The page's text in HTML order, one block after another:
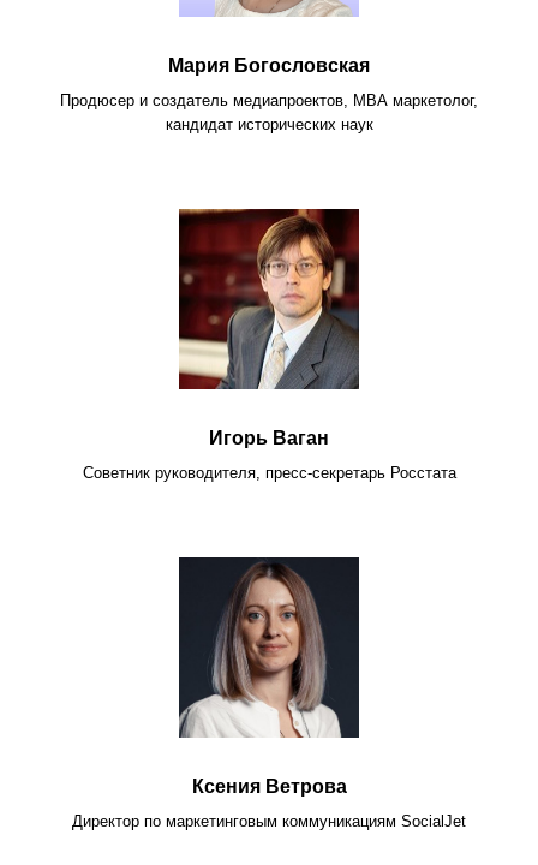
Мария Богословская
Продюсер и создатель медиапроектов, МВА маркетолог,
кандидат исторических наук
Игорь Ваган
Советник руководителя, пресс-секретарь Росстата
Ксения Ветрова
Директор по маркетинговым коммуникациям SocialJet